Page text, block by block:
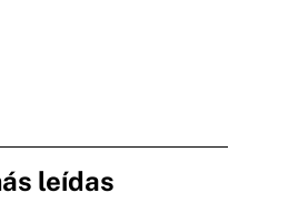
leídas